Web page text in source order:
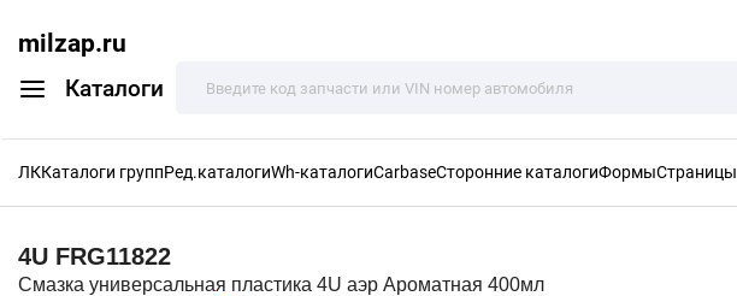
milzap.ru
Каталоги
ЛККаталоги группРед.каталогиWh-каталогиCarbaseСторонние каталогиФормыСтраницы
4U FRG11822
Смазка универсальная пластика 4U аэр Ароматная 400мл